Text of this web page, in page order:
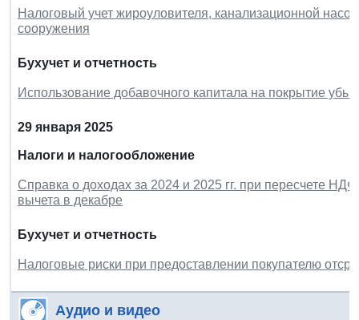
Налоговый учет жироуловителя, канализационной
сооружения
Бухучет и отчетность
Использование добавочного капитала на покрытие
29 января 2025
Налоги и налогообложение
Справка о доходах за 2024 и 2025 гг. при пересчете
вычета в декабре
Бухучет и отчетность
Налоговые риски при предоставлении покупателю
Аудио и видео